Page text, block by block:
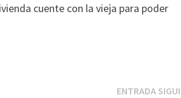
cuente con la vieja para poder
ENTRADA